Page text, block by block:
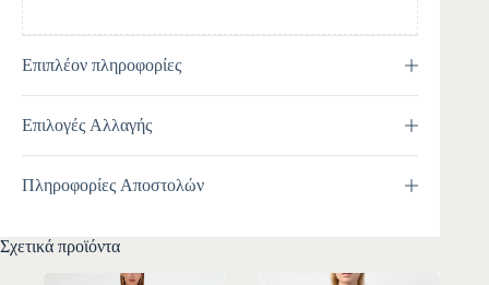
Επιπλέον πληροφορίες
Επιλογές Αλλαγής
Πληροφορίες Αποστολών
Σχετικά προϊόντα